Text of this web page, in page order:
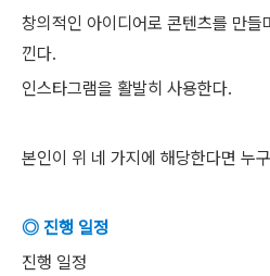
창의적인 아이디어로 콘텐츠를 만들
낀다.
인스타그램을 활발히 사용한다.
본인이 위 네 가지에 해당한다면 누
◎ 진행 일정
진행 일정